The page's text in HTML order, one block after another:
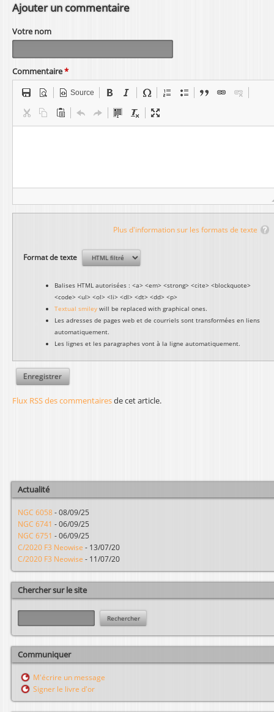
Ajouter un commentaire
Votre nom
Commentaire*
Source
Plus d'information sur les formats de texte
Format de texte
Balises HTML autorisées : <a> <em> <strong> <cite> <blockquote>
<code> <ul> <ol> <li> <dl> <dt> <dd> <p>
Textual smiley will be replaced with graphical ones.
Les adresses de pages web et de courriels sont transformées en liens
automatiquement.
Les lignes et les paragraphes vont à la ligne automatiquement.
Flux RSS des commentairesde cet article.
Actualité
NGC 6058 - 08/09/25
NGC 6741 - 06/09/25
NGC 6751 - 06/09/25
C/2020 F3 Neowise - 13/07/20
C/2020 F3 Neowise - 11/07/20
Chercher sur le site
R
e
c
h
e
h
Communiquer
M'écrire un message
Signer le livre d'or